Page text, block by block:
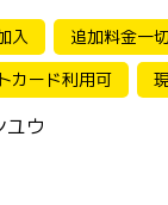
入 追加料金一
カード利用可
ユウ